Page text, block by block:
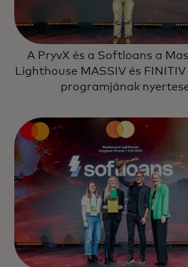
A PryvX és a Softloans a
Lighthouse MASSIV és
programjának